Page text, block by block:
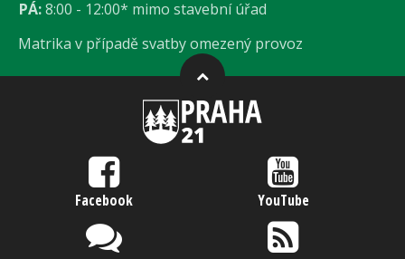
PÁ:8:00 - 12:00* mimo stavební úřad
Matrika v případě svatby omezený provoz
Facebook YouTube